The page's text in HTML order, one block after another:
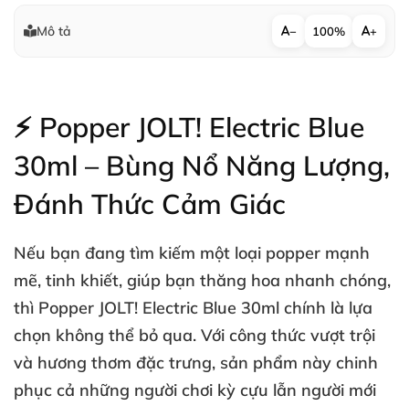
Mô tả − 100% +
⚡ Popper JOLT! Electric Blue
30ml – Bùng Nổ Năng Lượng,
Đánh Thức Cảm Giác
Nếu bạn đang tìm kiếm một loại popper mạnh
mẽ, tinh khiết, giúp bạn thăng hoa nhanh chóng,
thì Popper JOLT! Electric Blue 30ml chính là lựa
chọn không thể bỏ qua. Với công thức vượt trội
và hương thơm đặc trưng, sản phẩm này chinh
phục cả những người chơi kỳ cựu lẫn người mới